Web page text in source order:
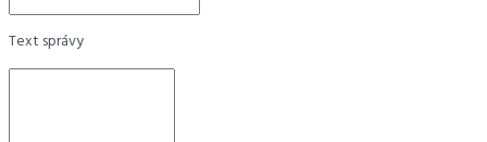
Text správy